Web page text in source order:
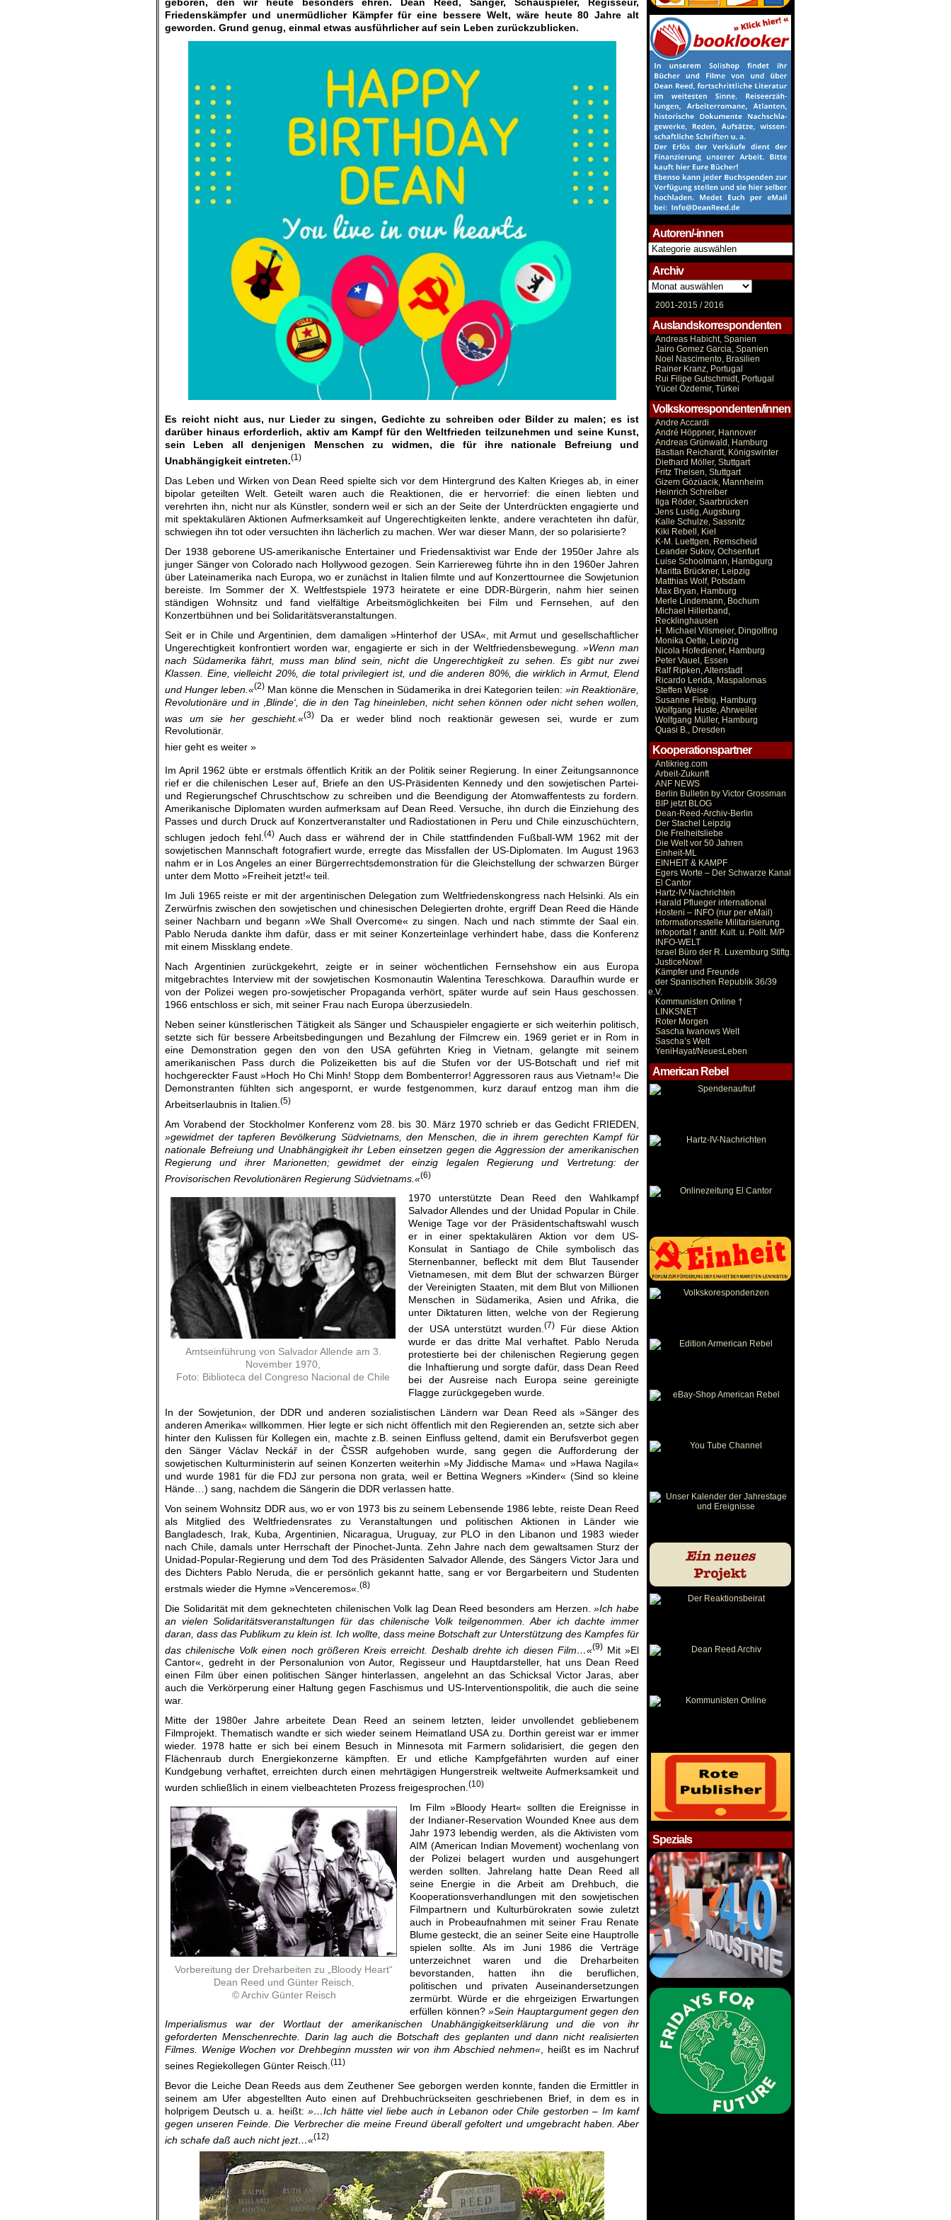
Friedenskämpfer und unermüdlicher Kämpfer für eine bessere Welt, wäre heute 80 Jahre alt
geworden. Grund genug, einmal etwas ausführlicher auf sein Leben zurückzublicken.
Es reicht nicht aus, nur Lieder zu singen, Gedichte zu schreiben oder Bilder zu malen; es ist
darüber hinaus erforderlich, aktiv am Kampf für den Weltfrieden teilzunehmen und seine Kunst,
sein Leben all denjenigen Menschen zu widmen, die für ihre nationale Befreiung und
Unabhängigkeit eintreten.(1)
Das Leben und Wirken von Dean Reed spielte sich vor dem Hintergrund des Kalten Krieges ab, in einer
bipolar geteilten Welt. Geteilt waren auch die Reaktionen, die er hervorrief: die einen liebten und
verehrten ihn, nicht nur als Künstler, sondern weil er sich an der Seite der Unterdrückten engagierte und
mit spektakulären Aktionen Aufmerksamkeit auf Ungerechtigkeiten lenkte, andere verachteten ihn dafür,
schwiegen ihn tot oder versuchten ihn lächerlich zu machen. Wer war dieser Mann, der so polarisierte?
Der 1938 geborene US-amerikanische Entertainer und Friedensaktivist war Ende der 1950er Jahre als
junger Sänger von Colorado nach Hollywood gezogen. Sein Karriereweg führte ihn in den 1960er Jahren
über Lateinamerika nach Europa, wo er zunächst in Italien filmte und auf Konzerttournee die Sowjetunion
bereiste. Im Sommer der X. Weltfestspiele 1973 heiratete er eine DDR-Bürgerin, nahm hier seinen
ständigen Wohnsitz und fand vielfältige Arbeitsmöglichkeiten bei Film und Fernsehen, auf den
Konzertbühnen und bei Solidaritätsveranstaltungen.
Seit er in Chile und Argentinien, dem damaligen »Hinterhof der USA«, mit Armut und gesellschaftlicher
Ungerechtigkeit konfrontiert worden war, engagierte er sich in der Weltfriedensbewegung. »Wenn man
nach Südamerika fährt, muss man blind sein, nicht die Ungerechtigkeit zu sehen. Es gibt nur zwei
Klassen. Eine, vielleicht 20%, die total privilegiert ist, und die anderen 80%, die wirklich in Armut, Elend
und Hunger leben.«(2) Man könne die Menschen in Südamerika in drei Kategorien teilen: »in Reaktionäre,
Revolutionäre und in ‚Blinde‘, die in den Tag hineinleben, nicht sehen können oder nicht sehen wollen,
was um sie her geschieht.«(3)Da er weder blind noch reaktionär gewesen sei, wurde er zum
Revolutionär.
hier geht es weiter »
Im April 1962 übte er erstmals öffentlich Kritik an der Politik seiner Regierung. In einer Zeitungsannonce
rief er die chilenischen Leser auf, Briefe an den US-Präsidenten Kennedy und den sowjetischen Partei-
und Regierungschef Chruschtschow zu schreiben und die Beendigung der Atomwaffentests zu fordern.
Amerikanische Diplomaten wurden aufmerksam auf Dean Reed. Versuche, ihn durch die Einziehung des
Passes und durch Druck auf Konzertveranstalter und Radiostationen in Peru und Chile einzuschüchtern,
schlugen jedoch fehl. (4)Auch dass er während der in Chile stattfindenden Fußball-WM 1962 mit der
sowjetischen Mannschaft fotografiert wurde, erregte das Missfallen der US-Diplomaten. Im August 1963
nahm er in Los Angeles an einer Bürgerrechtsdemonstration für die Gleichstellung der schwarzen Bürger
unter dem Motto »Freiheit jetzt!« teil.
Im Juli 1965 reiste er mit der argentinischen Delegation zum Weltfriedenskongress nach Helsinki. Als ein
Zerwürfnis zwischen den sowjetischen und chinesischen Delegierten drohte, ergriff Dean Reed die Hände
seiner Nachbarn und begann »We Shall Overcome« zu singen. Nach und nach stimmte der Saal ein.
Pablo Neruda dankte ihm dafür, dass er mit seiner Konzerteinlage verhindert habe, dass die Konferenz
mit einem Missklang endete.
Nach Argentinien zurückgekehrt, zeigte er in seiner wöchentlichen Fernsehshow ein aus Europa
mitgebrachtes Interview mit der sowjetischen Kosmonautin Walentina Tereschkowa. Daraufhin wurde er
von der Polizei wegen pro-sowjetischer Propaganda verhört, später wurde auf sein Haus geschossen.
1966 entschloss er sich, mit seiner Frau nach Europa überzusiedeln.
Neben seiner künstlerischen Tätigkeit als Sänger und Schauspieler engagierte er sich weiterhin politisch,
setzte sich für bessere Arbeitsbedingungen und Bezahlung der Filmcrew ein. 1969 geriet er in Rom in
eine Demonstration gegen den von den USA geführten Krieg in Vietnam, gelangte mit seinem
amerikanischen Pass durch die Polizeiketten bis auf die Stufen vor der US-Botschaft und rief mit
hochgereckter Faust »Hoch Ho Chi Minh! Stopp dem Bombenterror! Aggressoren raus aus Vietnam!« Die
Demonstranten fühlten sich angespornt, er wurde festgenommen, kurz darauf entzog man ihm die
Arbeitserlaubnis in Italien. (5)
Am Vorabend der Stockholmer Konferenz vom 28. bis 30. März 1970 schrieb er das Gedicht FRIEDEN,
»gewidmet der tapferen Bevölkerung Südvietnams, den Menschen, die in ihrem gerechten Kampf für
nationale Befreiung und Unabhängigkeit ihr Leben einsetzen gegen die Aggression der amerikanischen
Regierung und ihrer Marionetten; gewidmet der einzig legalen Regierung und Vertretung: der
Provisorischen Revolutionären Regierung Südvietnams.«(6)
Amtseinführung von Salvador Allende am 3.
November 1970,
Foto: Biblioteca del Congreso Nacional de Chile
1970 unterstützte Dean Reed den Wahlkampf
Salvador Allendes und der Unidad Popular in Chile.
Wenige Tage vor der Präsidentschaftswahl wusch
er in einer spektakulären Aktion vor dem US-
Konsulat in Santiago de Chile symbolisch das
Sternenbanner, befleckt mit dem Blut Tausender
Vietnamesen, mit dem Blut der schwarzen Bürger
der Vereinigten Staaten, mit dem Blut von Millionen
Menschen in Südamerika, Asien und Afrika, die
unter Diktaturen litten, welche von der Regierung
der USA unterstützt wurden. (7)Für diese Aktion
wurde er das dritte Mal verhaftet. Pablo Neruda
protestierte bei der chilenischen Regierung gegen
die Inhaftierung und sorgte dafür, dass Dean Reed
bei der Ausreise nach Europa seine gereinigte
Flagge zurückgegeben wurde.
In der Sowjetunion, der DDR und anderen sozialistischen Ländern war Dean Reed als »Sänger des
anderen Amerika« willkommen. Hier legte er sich nicht öffentlich mit den Regierenden an, setzte sich aber
hinter den Kulissen für Kollegen ein, machte z.B. seinen Einfluss geltend, damit ein Berufsverbot gegen
den Sänger Václav Neckář in der ČSSR aufgehoben wurde, sang gegen die Aufforderung der
sowjetischen Kulturministerin auf seinen Konzerten weiterhin »My Jiddische Mama« und »Hawa Nagila«
und wurde 1981 für die FDJ zur persona non grata, weil er Bettina Wegners »Kinder« (Sind so kleine
Hände…) sang, nachdem die Sängerin die DDR verlassen hatte.
Von seinem Wohnsitz DDR aus, wo er von 1973 bis zu seinem Lebensende 1986 lebte, reiste Dean Reed
als Mitglied des Weltfriedensrates zu Veranstaltungen und politischen Aktionen in Länder wie
Bangladesch, Irak, Kuba, Argentinien, Nicaragua, Uruguay, zur PLO in den Libanon und 1983 wieder
nach Chile, damals unter Herrschaft der Pinochet-Junta. Zehn Jahre nach dem gewaltsamen Sturz der
Unidad-Popular-Regierung und dem Tod des Präsidenten Salvador Allende, des Sängers Victor Jara und
des Dichters Pablo Neruda, die er persönlich gekannt hatte, sang er vor Bergarbeitern und Studenten
erstmals wieder die Hymne »Venceremos«. (8)
Die Solidarität mit dem geknechteten chilenischen Volk lag Dean Reed besonders am Herzen.»Ich habe
an vielen Solidaritätsveranstaltungen für das chilenische Volk teilgenommen. Aber ich dachte immer
daran, dass das Publikum zu klein ist. Ich wollte, dass meine Botschaft zur Unterstützung des Kampfes für
das chilenische Volk einen noch größeren Kreis erreicht. Deshalb drehte ich diesen Film…«(9)Mit »El
Cantor«, gedreht in der Personalunion von Autor, Regisseur und Hauptdarsteller, hat uns Dean Reed
einen Film über einen politischen Sänger hinterlassen, angelehnt an das Schicksal Victor Jaras, aber
auch die Verkörperung einer Haltung gegen Faschismus und US-Interventionspolitik, die auch die seine
war.
Mitte der 1980er Jahre arbeitete Dean Reed an seinem letzten, leider unvollendet gebliebenem
Filmprojekt. Thematisch wandte er sich wieder seinem Heimatland USA zu. Dorthin gereist war er immer
wieder. 1978 hatte er sich bei einem Besuch in Minnesota mit Farmern solidarisiert, die gegen den
Flächenraub durch Energiekonzerne kämpften. Er und etliche Kampfgefährten wurden auf einer
Kundgebung verhaftet, erreichten durch einen mehrtägigen Hungerstreik weltweite Aufmerksamkeit und
wurden schließlich in einem vielbeachteten Prozess freigesprochen. (10)
Vorbereitung der Dreharbeiten zu „Bloody Heart“
Dean Reed und Günter Reisch,
© Archiv Günter Reisch
Im Film »Bloody Heart« sollten die Ereignisse in
der Indianer-Reservation Wounded Knee aus dem
Jahr 1973 lebendig werden, als die Aktivisten vom
AIM (American Indian Movement) wochenlang von
der Polizei belagert wurden und ausgehungert
werden sollten. Jahrelang hatte Dean Reed all
seine Energie in die Arbeit am Drehbuch, die
Kooperationsverhandlungen mit den sowjetischen
Filmpartnern und Kulturbürokraten sowie zuletzt
auch in Probeaufnahmen mit seiner Frau Renate
Blume gesteckt, die an seiner Seite eine Hauptrolle
spielen sollte. Als im Juni 1986 die Verträge
unterzeichnet waren und die Dreharbeiten
bevorstanden, hatten ihn die beruflichen,
politischen und privaten Auseinandersetzungen
zermürbt. Würde er die ehrgeizigen Erwartungen
erfüllen können?»Sein Hauptargument gegen den
Imperialismus war der Wortlaut der amerikanischen Unabhängigkeitserklärung und die von ihr
geforderten Menschenrechte. Darin lag auch die Botschaft des geplanten und dann nicht realisierten
Filmes. Wenige Wochen vor Drehbeginn mussten wir von ihm Abschied nehmen« , heißt es im Nachruf
seines Regiekollegen Günter Reisch. (11)
Bevor die Leiche Dean Reeds aus dem Zeuthener See geborgen werden konnte, fanden die Ermittler in
seinem am Ufer abgestellten Auto einen auf Drehbuchrückseiten geschriebenen Brief, in dem es in
holprigem Deutsch u. a. heißt:»…Ich hätte viel liebe auch in Lebanon oder Chile gestorben – Im kamf
gegen unseren Feinde. Die Verbrecher die meine Freund überall gefoltert und umgebracht haben. Aber
ich schafe daß auch nicht jezt…«(12)
Autoren/-innen
Autoren/-
innen
Archiv
Archiv
2001-2015 /2016
Auslandskorrespondenten
Andreas Habicht, Spanien
Jairo Gomez Garcia, Spanien
Noel Nascimento, Brasilien
Rainer Kranz, Portugal
Rui Filipe Gutschmidt, Portugal
Yücel Özdemir, Türkei
Volkskorrespondenten/innen
Andre Accardi
André Höppner, Hannover
Andreas Grünwald, Hamburg
Bastian Reichardt, Königswinter
Diethard Möller, Stuttgart
Fritz Theisen, Stuttgart
Gizem Gözüacik, Mannheim
Heinrich Schreiber
Ilga Röder, Saarbrücken
Jens Lustig, Augsburg
Kalle Schulze, Sassnitz
Kiki Rebell, Kiel
K-M. Luettgen, Remscheid
Leander Sukov, Ochsenfurt
Luise Schoolmann, Hambgurg
Maritta Brückner, Leipzig
Matthias Wolf, Potsdam
Max Bryan, Hamburg
Merle Lindemann, Bochum
Michael Hillerband,
Recklinghausen
H. Michael Vilsmeier, Dingolfing
Monika Oette, Leipzig
Nicola Hofediener, Hamburg
Peter Vauel, Essen
Ralf Ripken, Altenstadt
Ricardo Lerida, Maspalomas
Steffen Weise
Susanne Fiebig, Hamburg
Wolfgang Huste, Ahrweiler
Wolfgang Müller, Hamburg
Quasi B., Dresden
Kooperationspartner
Antikrieg.com
Arbeit-Zukunft
ANF NEWS
Berlin Bulletin by Victor Grossman
BIP jetzt BLOG
Dean-Reed-Archiv-Berlin
Der Stachel Leipzig
Die Freiheitsliebe
Die Welt vor 50 Jahren
Einheit-ML
EINHEIT & KAMPF
Egers Worte – Der Schwarze Kanal
El Cantor
Hartz-IV-Nachrichten
Harald Pflueger international
Hosteni – INFO (nur per eMail)
Informationsstelle Militarisierung
Infoportal f. antif. Kult. u. Polit. M/P
INFO-WELT
Israel Büro der R. Luxemburg Stiftg.
JusticeNow!
Kämpfer und Freunde
der Spanischen Republik 36/39
e.V.
Kommunisten Online †
LINKSNET
Roter Morgen
Sascha Iwanows Welt
Sascha’s Welt
YeniHayat/NeuesLeben
American Rebel
Spezials